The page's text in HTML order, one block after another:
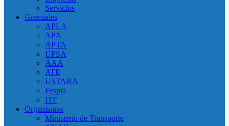
Servicios
Gremiales
APLA
APA
APTA
UPSA
AAA
ATE
USTARA
Fespla
ITF
Organísmos
Ministerio de Transporte